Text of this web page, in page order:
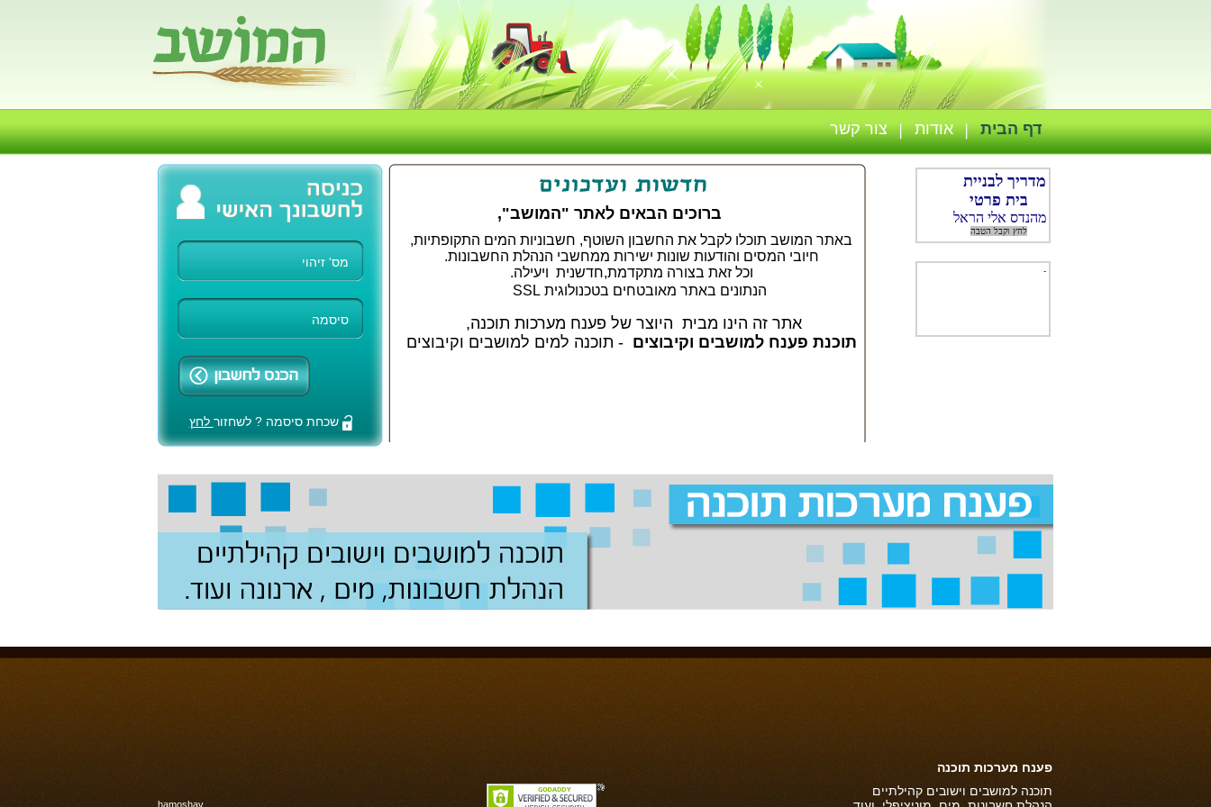
דף הבית אודות צור קשר
מדריך לבניית
בית פרטי
מהנדס אלי הראל
לחץ וקבל הטבה
-
ברוכים הבאים לאתר "המושב",
באתר המושב תוכלו לקבל את החשבון השוטף, חשבוניות המים התקופתיות,
חיובי המסים והודעות שונות ישירות ממחשבי הנהלת החשבונות.
וכל זאת בצורה מתקדמת,חדשנית ויעילה.
הנתונים באתר מאובטחים בטכנולוגית SSL
אתר זה הינו מבית היוצר של פענח מערכות תוכנה,
תוכנת פענח למושבים וקיבוצים - תוכנה למים למושבים וקיבוצים
שכחת סיסמה ? לשחזור לחץ
פענח מערכות תוכנה
תוכנה למושבים וישובים קהילתיים
hamoshav